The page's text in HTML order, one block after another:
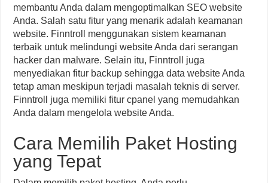
membantu Anda dalam mengoptimalkan SEO website
Anda. Salah satu fitur yang menarik adalah keamanan
website. Finntroll menggunakan sistem keamanan
terbaik untuk melindungi website Anda dari serangan
hacker dan malware. Selain itu, Finntroll juga
menyediakan fitur backup sehingga data website Anda
tetap aman meskipun terjadi masalah teknis di server.
Finntroll juga memiliki fitur cpanel yang memudahkan
Anda dalam mengelola website Anda.
Cara Memilih Paket Hosting
yang Tepat